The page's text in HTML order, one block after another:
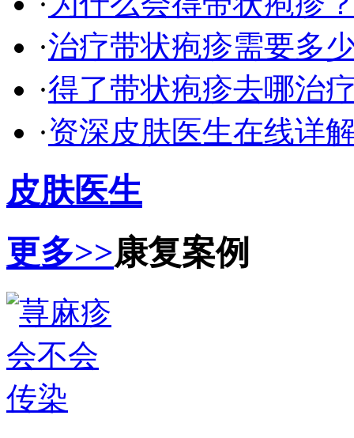
·治疗带状疱疹需要多
·得了带状疱疹去哪治
·资深皮肤医生在线详
皮肤医生
更多>>康复案例